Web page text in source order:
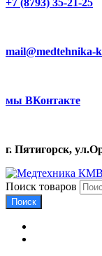
+7 (8793) 35-21-25
mail@medtehnika-
мы ВКонтакте
г. Пятигорск,
Поиск товаров
Поиск